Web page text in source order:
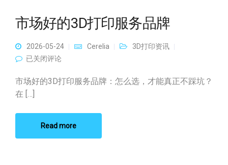
市场好的3D打印服务品牌
2026-05-24 Cerelia
3D打印资讯
市场好的3D打印服务品牌
已关闭评论
市场好的3D打印服务品牌：怎么选，才能真正不踩坑？
在 […]
Read more